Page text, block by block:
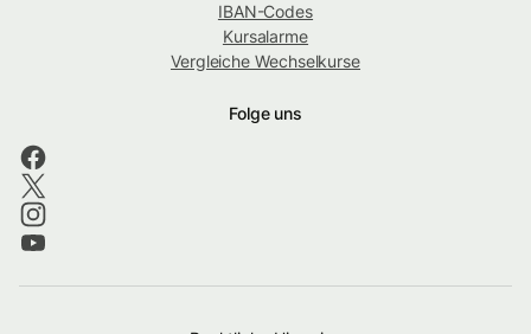
IBAN-Codes
Kursalarme
Vergleiche Wechselkurse
Folge uns